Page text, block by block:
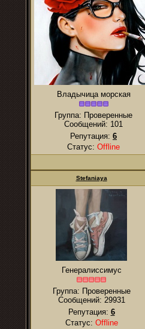
Владычица морская
Группа: Проверенные
Сообщений: 101
Репутация: 6
Статус: Offline
Stefaniaya
Генералиссимус
Группа: Проверенные
Сообщений: 29931
Репутация: 6
Статус: Offline